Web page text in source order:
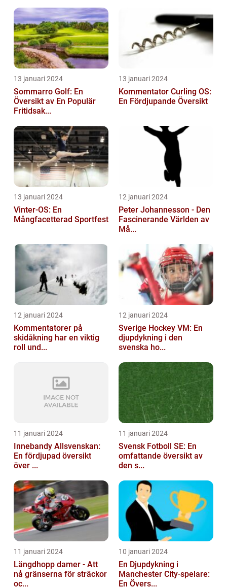
13 januari 2024
Sommarro Golf: En
Översikt av En Populär
Fritidsak...
13 januari 2024
Kommentator Curling OS:
En Fördjupande Översikt
13 januari 2024
Vinter-OS: En
Mångfacetterad Sportfest
12 januari 2024
Peter Johannesson - Den
Fascinerande Världen av
Må...
12 januari 2024
Kommentatorer på
skidåkning har en viktig
roll und...
12 januari 2024
Sverige Hockey VM: En
djupdykning i den
svenska ho...
11 januari 2024
Innebandy Allsvenskan:
En fördjupad översikt
över ...
11 januari 2024
Svensk Fotboll SE: En
omfattande översikt av
den s...
11 januari 2024
Längdhopp damer - Att
nå gränserna för sträckor
oc...
10 januari 2024
En Djupdykning i
Manchester City-spelare:
En Övers...